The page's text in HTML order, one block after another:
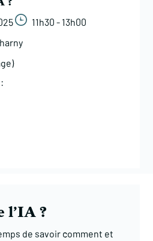
11h30 - 13h00
l’IA ?
de savoir comment et